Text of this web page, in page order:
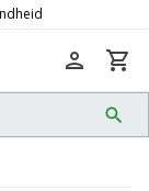
search
person shopping_cart